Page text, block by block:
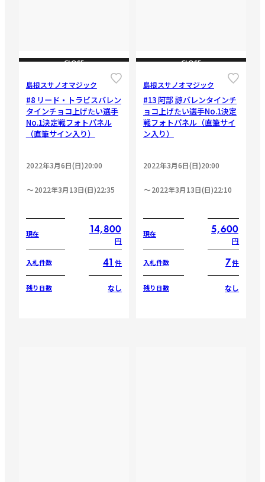
CLOSE
島根スサノオマジック
#8 リード・トラビスバレン
タインチョコ上げたい選手
No.1決定戦フォトパネル
（直筆サイン入り）
2022年3月6日(日)20:00
2022年3月13日(日)22:35
現在 14,800
円
入札件数 41 件
残り日数 なし
CLOSE
島根スサノオマジック
#13 阿部 諒バレンタインチ
ョコ上げたい選手No.1決定
戦フォトパネル（直筆サイ
ン入り）
2022年3月6日(日)20:00
2022年3月13日(日)22:10
現在 5,600
円
入札件数 7件
残り日数 なし